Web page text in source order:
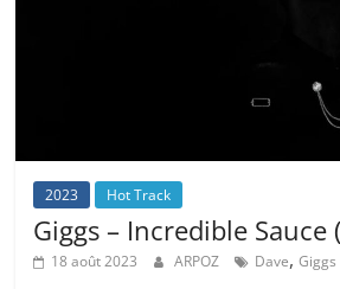
2023 Hot Track
Giggs – Incredible Sauce
18 août 2023 ARPOZ Dave,Giggs